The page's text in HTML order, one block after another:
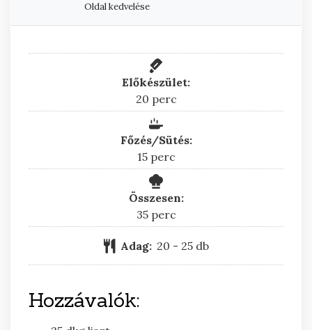
Oldal kedvelése
Előkészület:
20perc
perc
Főzés/Sütés:
15perc
perc
Összesen:
35perc
perc
Adag: 20 - 25 db
Hozzávalók: